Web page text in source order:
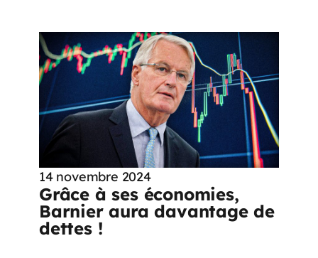
14 novembre 2024
Grâce à ses économies,
Barnier aura davantage de
dettes !